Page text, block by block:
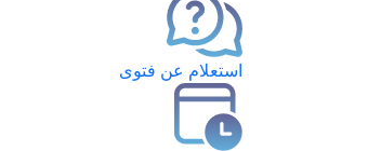
استعلام عن فتوى